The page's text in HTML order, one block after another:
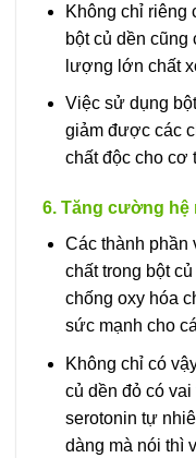
Không chỉ riêng
bột củ dền cũng
lượng lớn chất
Việc sử dụng
giảm được các
chất độc cho cơ
6. Tăng cường hệ
Các thành phần
chất trong bột
chống oxy hóa
sức mạnh cho
Không chỉ có
củ dền đỏ có vai
serotonin tự
dàng mà nói thì